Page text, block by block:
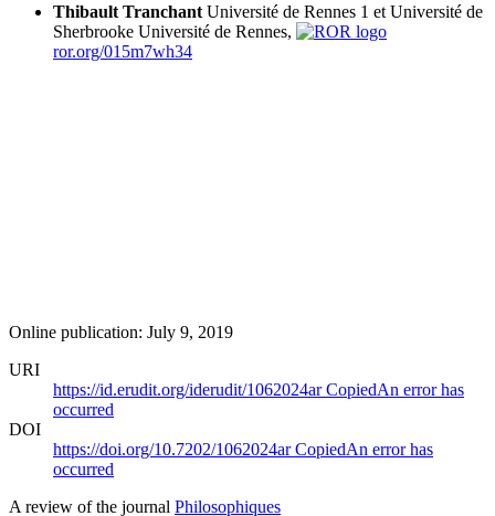
Thibault Tranchant Université de Rennes 1 et Université de
Sherbrooke Université de Rennes,
ror.org/015m7wh34
Online publication: July 9, 2019
URI
https://id.erudit.org/iderudit/1062024arCopiedAn error has
occurred
DOI
https://doi.org/10.7202/1062024arCopiedAn error has
occurred
A review of the journal Philosophiques